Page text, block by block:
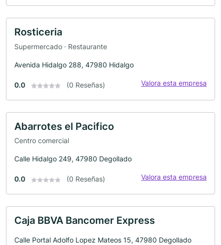
Rosticeria
Supermercado · Restaurante
Avenida Hidalgo 288, 47980 Hidalgo
0.0 (0 Reseñas) Valora esta empresa
Abarrotes el Pacifico
Centro comercial
Calle Hidalgo 249, 47980 Degollado
0.0 (0 Reseñas) Valora esta empresa
Caja BBVA Bancomer Express
Calle Portal Adolfo Lopez Mateos 15, 47980 Degollado